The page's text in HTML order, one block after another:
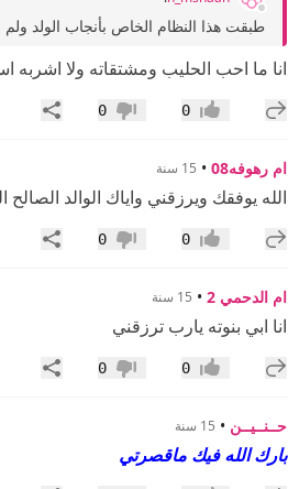
طبقت هذا النظام الخاص بأنجاب الولد
انا ما احب الحليب ومشتقاته ولا اشربه
إضافة رد جديد
إعجاب0 عدم إعجاب
0 مشاركة
ام رهوفه08 • 15 سنة
الله يوفقك ويرزقني واياك الوالد الصالح
إضافة رد جديد
إعجاب0 عدم إعجاب
0 مشاركة
ام الدحمي 2 • 15 سنة
انا ابي بنوته يارب ترزقني
إضافة رد جديد
إعجاب0 عدم إعجاب
0 مشاركة
حــنــيــن • 15 سنة
بارك الله فيك ماقصرتي